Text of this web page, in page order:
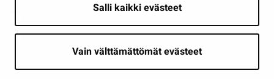
Salli kaikki evästeet
Vain välttämättömät evästeet